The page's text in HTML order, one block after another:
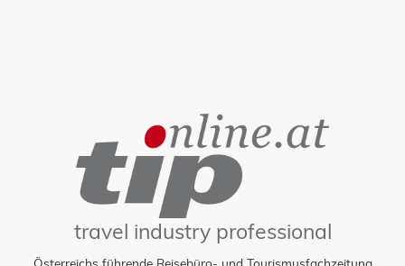
travel industry professional
Österreichs führende Reisebüro- und Tourismusfachzeitung